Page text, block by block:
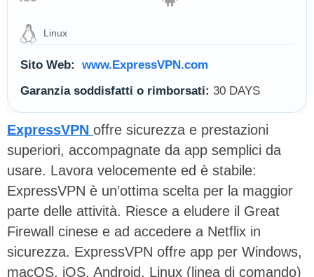
Linux
Sito Web:
www.ExpressVPN.com
Garanzia soddisfatti o rimborsati: 30 DAYS
ExpressVPN offre sicurezza e prestazioni
superiori, accompagnate da app semplici da
usare. Lavora velocemente ed è stabile:
ExpressVPN è un’ottima scelta per la maggior
parte delle attività. Riesce a eludere il Great
Firewall cinese e ad accedere a Netflix in
sicurezza. ExpressVPN offre app per Windows,
macOS, iOS, Android, Linux (linea di comando)